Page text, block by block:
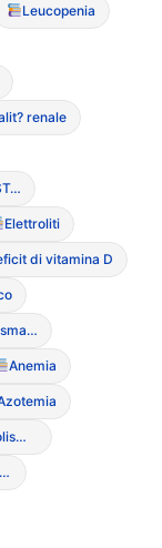
Leucopenia
renale
Enzimi epatici (AST/ALT)
Elettroliti
di vitamina D
Bicarbonati plasmatici
Anemia
Calcio (metabolismo del)
Colesterolo totale (ipercolesterolemia paradossa)